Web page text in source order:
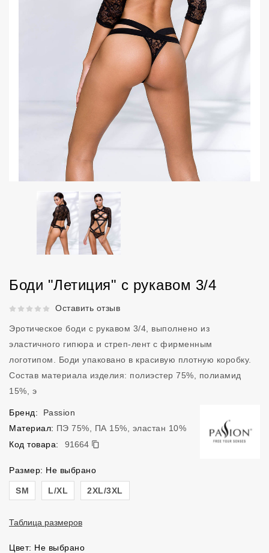
Боди "Летиция" с рукавом 3/4
Рейтинг 5 из 5.Оставить отзыв
Эротическое боди с рукавом 3/4, выполнено из
эластичного гипюра и стреп-лент с фирменным
логотипом. Боди упаковано в красивую плотную коробку.
Состав материала изделия: полиэстер 75%, полиамид
15%, э
Бренд:
Passion
Материал: ПЭ 75%, ПА 15%, эластан 10%
Код товара:
91664
91664
Размер: Не выбрано
Размер
SM L/XL 2XL/3XL
Таблица размеров
Цвет: Не выбрано